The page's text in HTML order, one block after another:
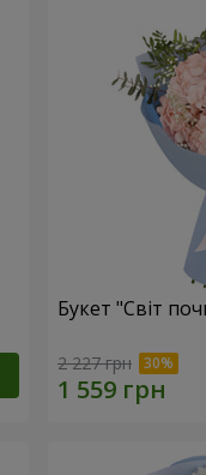
Букет "Світ
2 227 грн